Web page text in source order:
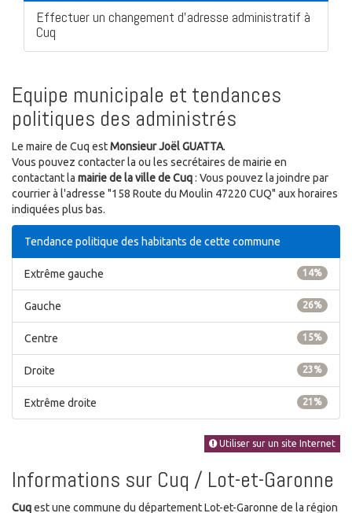
Effectuer un changement d'adresse administratif à
Cuq
Equipe municipale et tendances
politiques des administrés
Le maire de Cuq estMonsieur Joël GUATTA.
Vous pouvez contacter la ou les secrétaires de mairie en
contactant la mairie de la ville de Cuq: Vous pouvez la joindre par
courrier à l'adresse "158 Route du Moulin 47220 CUQ" aux horaires
indiquées plus bas.
Tendance politique des habitants de cette commune
14%
Extrême gauche
26%
Gauche
15%
Centre
23%
Droite
21%
Extrême droite
Utiliser sur un site Internet
Informations sur Cuq / Lot-et-Garonne
Cuqest une commune du département Lot-et-Garonne de la région